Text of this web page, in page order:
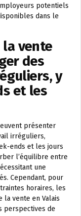
potentiels
dans le
vente
des
y
et les
présenter
irréguliers,
ends et les jours
l’équilibre entre
une
Cependant, pour
horaires, les
la vente en Valais
perspectives de